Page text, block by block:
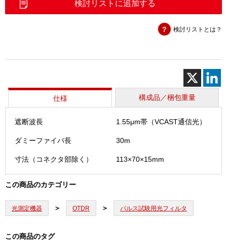
ア
タ
(V
用)
検討リストに追加する
検討リストとは？
仕様 構成品／梱包重量
遮断波長 1.55μm帯（VCAST通信光）
ダミーファイバ長 30m
寸法（コネクタ部除く） 113×70×15mm
この商品のカテゴリー
光測定機器 OTDR パルス試験用光フィルタ
この商品のタグ